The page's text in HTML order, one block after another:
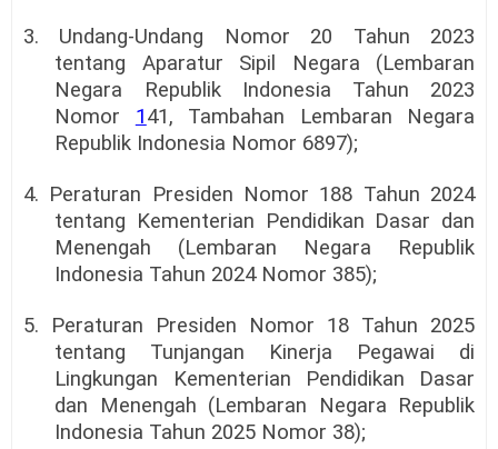
3. Undang-Undang Nomor 20 Tahun 2023
tentang Aparatur Sipil Negara (Lembaran
Negara Republik Indonesia Tahun 2023
Nomor 141, Tambahan Lembaran Negara
Republik Indonesia Nomor 6897);
4. Peraturan Presiden Nomor 188 Tahun 2024
tentang Kementerian Pendidikan Dasar dan
Menengah (Lembaran Negara Republik
Indonesia Tahun 2024 Nomor 385);
5. Peraturan Presiden Nomor 18 Tahun 2025
tentang Tunjangan Kinerja Pegawai di
Lingkungan Kementerian Pendidikan Dasar
dan Menengah (Lembaran Negara Republik
Indonesia Tahun 2025 Nomor 38);